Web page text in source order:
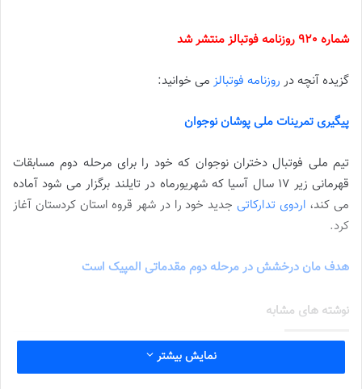
شماره 920 روزنامه فوتبالز منتشر شد
گزیده آنچه در روزنامه فوتبالز می خوانید:
پیگیری تمرینات ملی پوشان نوجوان
تیم ملی فوتبال دختران نوجوان که خود را برای مرحله دوم مسابقات
قهرمانی زیر 17 سال آسیا که شهریورماه در تایلند برگزار می شود آماده
می کند، اردوی تدارکاتی جدید خود را در شهر قروه استان کردستان آغاز
کرد.
هدف مان درخشش در مرحله دوم مقدماتی المپیک است
نوشته های مشابه
شماره 772 روزنامه فوتبالز منتشر شدنمایش بیشتر